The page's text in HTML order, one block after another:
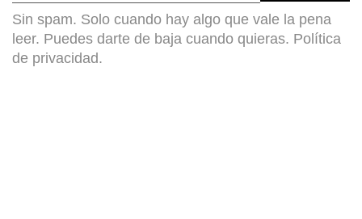
Sin spam. Solo cuando hay algo que vale la pena
leer. Puedes darte de baja cuando quieras. Política
de privacidad.